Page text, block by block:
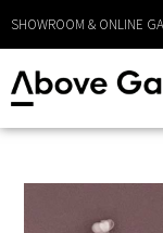
LEVERANS CA 1 - 3 DAGAR